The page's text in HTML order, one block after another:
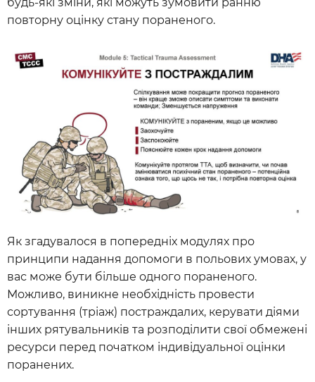
повторну оцінку стану пораненого.
Як згадувалося в попередніх модулях про
принципи надання допомоги в польових умовах, у
вас може бути більше одного пораненого.
Можливо, виникне необхідність провести
сортування (тріаж) постраждалих, керувати діями
інших рятувальників та розподілити свої обмежені
ресурси перед початком індивідуальної оцінки
поранених.